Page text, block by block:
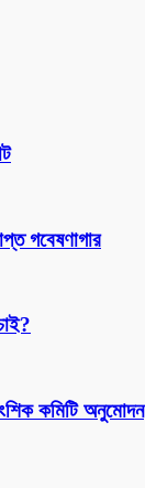
গবেষণাগার
কমিটি অনুমোদন